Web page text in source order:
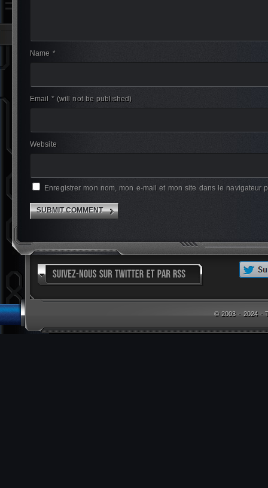
Name *
Email * (will not be published)
Website
Enregistrer mon nom, mon e-mail et mon site dans le navigateur
© 2003 - 2024 -